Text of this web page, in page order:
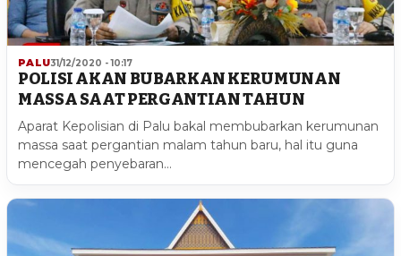
PALU31/12/2020 - 10:17
POLISI AKAN BUBARKAN KERUMUNAN
MASSA SAAT PERGANTIAN TAHUN
Aparat Kepolisian di Palu bakal membubarkan kerumunan
massa saat pergantian malam tahun baru, hal itu guna
mencegah penyebaran…